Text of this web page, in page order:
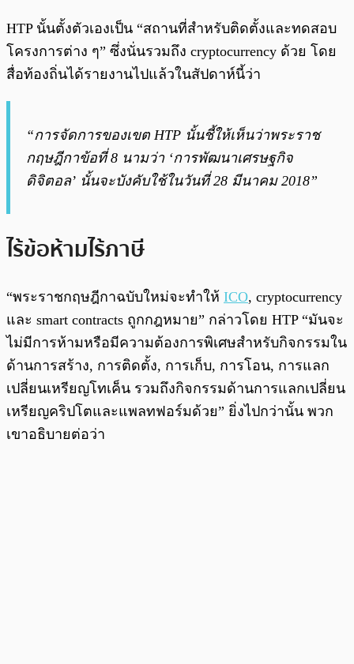
HTP นั้นตั้งตัวเองเป็น “สถานที่สำหรับติดตั้งและทดสอบ
โครงการต่าง ๆ” ซึ่งนั่นรวมถึง cryptocurrency ด้วย โดย
สื่อท้องถิ่นได้รายงานไปแล้วในสัปดาห์นี้ว่า
“การจัดการของเขต HTP นั้นชี้ให้เห็นว่าพระราช
กฤษฎีกาข้อที่ 8 นามว่า ‘การพัฒนาเศรษฐกิจ
ดิจิตอล’ นั้นจะบังคับใช้ในวันที่ 28 มีนาคม 2018”
ไร้ข้อห้ามไร้ภาษี
“พระราชกฤษฎีกาฉบับใหม่จะทำให้ ICO, cryptocurrency
และ smart contracts ถูกกฎหมาย” กล่าวโดย HTP “มันจะ
ไม่มีการห้ามหรือมีความต้องการพิเศษสำหรับกิจกรรมใน
ด้านการสร้าง, การติดตั้ง, การเก็บ, การโอน, การแลก
เปลี่ยนเหรียญโทเค็น รวมถึงกิจกรรมด้านการแลกเปลี่ยน
เหรียญคริปโตและแพลทฟอร์มด้วย” ยิ่งไปกว่านั้น พวก
เขาอธิบายต่อว่า